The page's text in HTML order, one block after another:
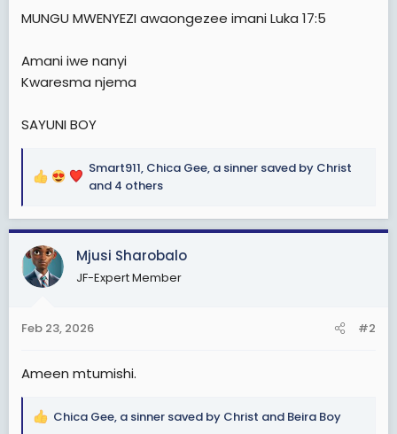
MUNGU MWENYEZI awaongezee imani Luka 17:5
Amani iwe nanyi
Kwaresma njema
SAYUNI BOY
R
a
c
t
i
o
s
Smart911, Chica Gee, a sinner saved by Christ
and 4 others
Mjusi Sharobalo
JF-Expert Member
Feb 23, 2026 #2
Ameen mtumishi.
R
Chica Gee, a sinner saved by Christ and Beira Boy